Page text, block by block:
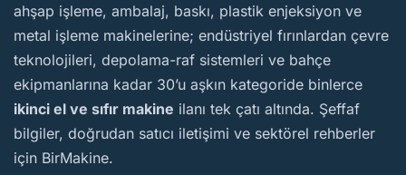
ahşap işleme, ambalaj, baskı, plastik enjeksiyon ve
metal işleme makinelerine; endüstriyel fırınlardan çevre
teknolojileri, depolama-raf sistemleri ve bahçe
ekipmanlarına kadar 30’u aşkın kategoride binlerce
ikinci el ve sıfır makine ilanı tek çatı altında. Şeffaf
bilgiler, doğrudan satıcı iletişimi ve sektörel rehberler
için BirMakine.